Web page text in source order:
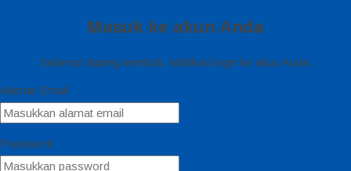
Masuk ke akun Anda
Selamat datang kembali, silahkan login ke akun Anda.
Alamat Email
Password